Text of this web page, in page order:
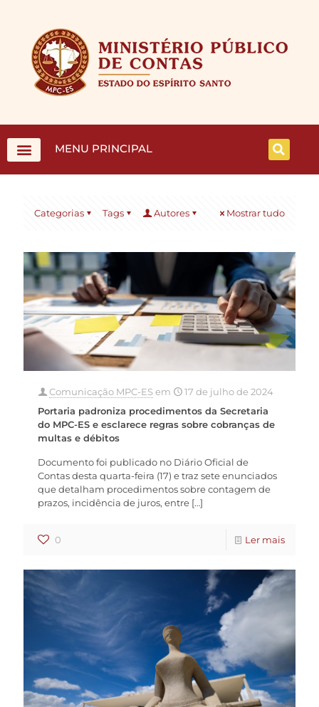
MENU PRINCIPAL
Categorias Tags Autores Mostrar tudo
Comunicação MPC-ESem
17 de julho de 2024
Portaria padroniza procedimentos da Secretaria
do MPC-ES e esclarece regras sobre cobranças de
multas e débitos
Documento foi publicado no Diário Oficial de
Contas desta quarta-feira (17) e traz sete enunciados
que detalham procedimentos sobre contagem de
prazos, incidência de juros, entre […]
0 Ler mais